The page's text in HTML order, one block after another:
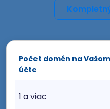
Počet domén na Vašom
účte
1 a viac